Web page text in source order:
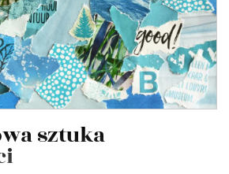
sztuka